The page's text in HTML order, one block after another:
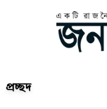
প্রচ্ছদ